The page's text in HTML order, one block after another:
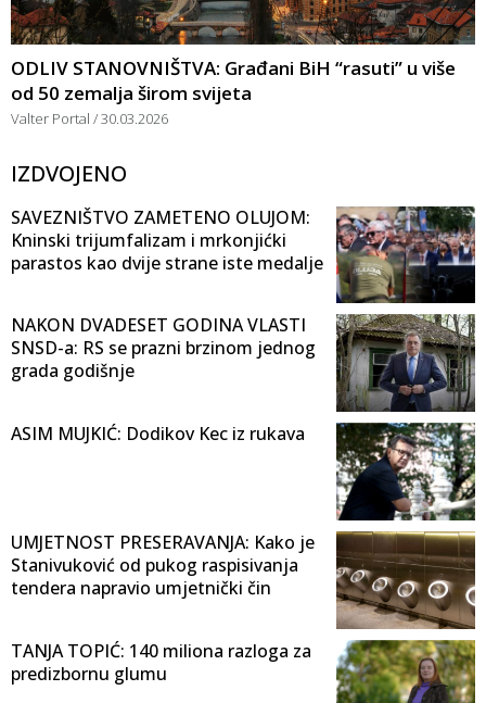
ODLIV STANOVNIŠTVA: Građani BiH “rasuti” u više
od 50 zemalja širom svijeta
Valter Portal 30.03.2026
IZDVOJENO
SAVEZNIŠTVO ZAMETENO OLUJOM:
Kninski trijumfalizam i mrkonjićki
parastos kao dvije strane iste medalje
NAKON DVADESET GODINA VLASTI
SNSD-a: RS se prazni brzinom jednog
grada godišnje
ASIM MUJKIĆ: Dodikov Kec iz rukava
UMJETNOST PRESERAVANJA: Kako je
Stanivuković od pukog raspisivanja
tendera napravio umjetnički čin
TANJA TOPIĆ: 140 miliona razloga za
predizbornu glumu